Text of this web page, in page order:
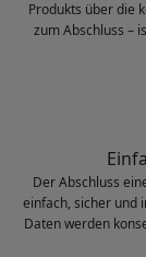
Produkts über die
zum Abschluss –
Der Abschluss
einfach, sicher und
Daten werden